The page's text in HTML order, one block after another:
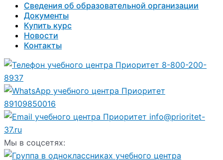
Сведения об образовательной организации
Документы
Купить курс
Новости
Контакты
8-800-200-
8937
89109850016
info@prioritet-
37.ru
Мы в соцсетях: